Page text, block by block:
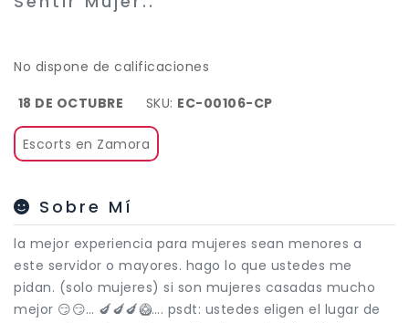
No dispone de calificaciones
18 DE OCTUBRE
SKU: EC-00106-CP
Escorts en Zamora
Sobre Mí
la mejor experiencia para mujeres sean menores a
este servidor o mayores. hago lo que ustedes me
pidan. (solo mujeres) si son mujeres casadas mucho
mejor 😏😏… 🍆🍆🍆🥝…. psdt: ustedes eligen el lugar de